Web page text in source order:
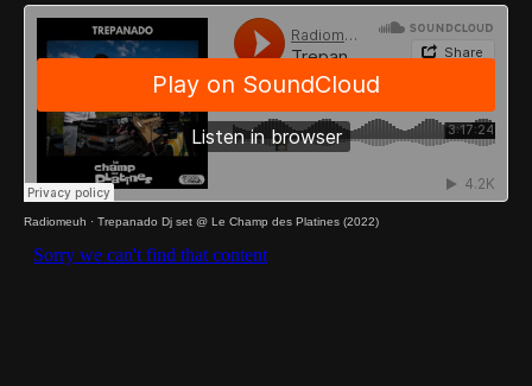
Radiomeuh · Trepanado Dj set @ Le Champ des Platines (2022)